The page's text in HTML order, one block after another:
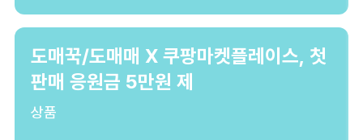
도매꾹/도매매 X 쿠팡마켓플레이스, 첫
판매 응원금 5만원 제
상품